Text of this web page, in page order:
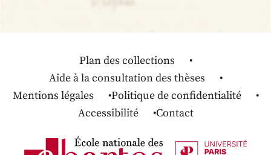
Plan des collections
Aide à la consultation des thèses
Mentions légales
Politique de confidentialité
Accessibilité
Contact